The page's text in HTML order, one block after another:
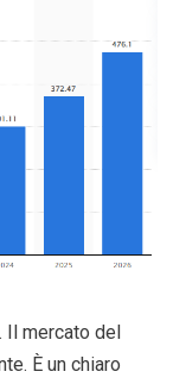
mercato del
È un chiaro